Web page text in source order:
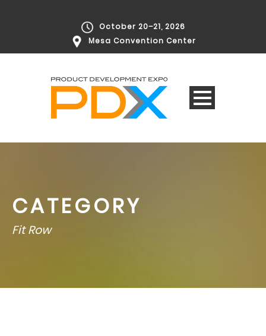
October 20–21, 2026
Mesa Convention Center
CATEGORY
Fit Row